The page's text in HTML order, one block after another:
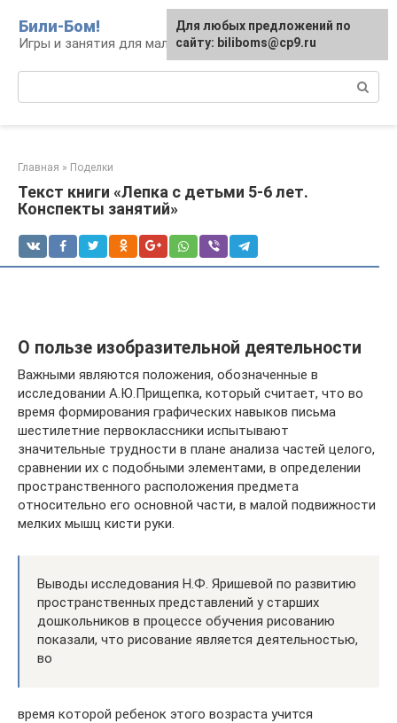
контенту
Били-Бом!
Игры и занятия для малышей и школьников
Главная » Поделки
Текст книги «Лепка с детьми 5-6 лет.
Конспекты занятий»
О пользе изобразительной деятельности
Важными являются положения, обозначенные в
исследовании А.Ю.Прищепка, который считает, что во
время формирования графических навыков письма
шестилетние первоклассники испытывают
значительные трудности в плане анализа частей целого,
сравнении их с подобными элементами, в определении
пространственного расположения предмета
относительно его основной части, в малой подвижности
мелких мышц кисти руки.
Выводы исследования Н.Ф. Яришевой по развитию
пространственных представлений у старших
дошкольников в процессе обучения рисованию
показали, что рисование является деятельностью,
во
время которой ребенок этого возраста учится
Для любых предложений по
сайту: biliboms@cp9.ru